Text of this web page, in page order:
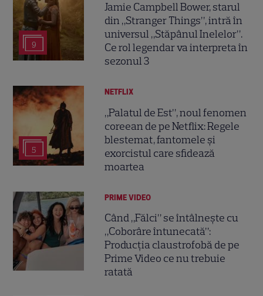
9
Jamie Campbell Bower, starul
din „Stranger Things”, intră în
universul „Stăpânul Inelelor”.
Ce rol legendar va interpreta în
sezonul 3
5
NETFLIX
„Palatul de Est”, noul fenomen
coreean de pe Netflix: Regele
blestemat, fantomele și
exorcistul care sfidează
moartea
PRIME VIDEO
Când „Fălci” se întâlnește cu
„Coborâre întunecată”:
Producția claustrofobă de pe
Prime Video ce nu trebuie
ratată